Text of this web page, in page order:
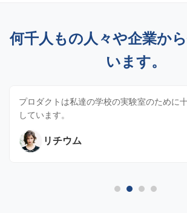
何千人もの人々や企業か
います。
プロダクトは私達の学校の実験室のために
しています。
リチウム